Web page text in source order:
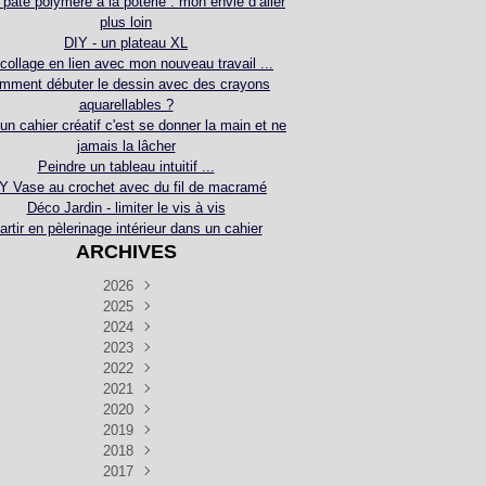
plus loin
DIY - un plateau XL
en lien avec mon nouveau travail ...
débuter le dessin avec des crayons
aquarellables ?
cahier créatif c'est se donner la main et ne
jamais la lâcher
Peindre un tableau intuitif ...
Vase au crochet avec du fil de macramé
Déco Jardin - limiter le vis à vis
en pèlerinage intérieur dans un cahier
ARCHIVES
2026
Juillet(5)
Juin
(4)
Mai
(3)
Avril
(3)
Mars
(3)
Janvier(1)
2025
Décembre
Novembre
Octobre
Septembre
Août
(1)
Juillet(2)
Juin
(1)
Mai
(1)
2024
Décembre
Novembre
Octobre
Septembre
Août
(2)
Juillet(4)
Juin
(4)
2023
Décembre
Novembre
Octobre
Septembre
Août
(2)
Juillet(1)
2022
Décembre
Novembre
Octobre
Septembre
Août
(4)
2021
Décembre
Novembre
Septembre
Août
(2)
2020
Décembre
Novembre
Octobre
2019
Décembre
Novembre
2018
Décembre
2017